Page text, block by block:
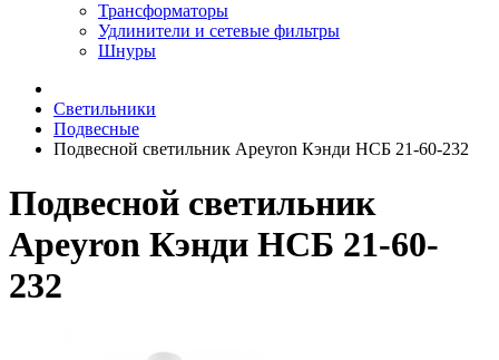
Трансформаторы
Удлинители и сетевые фильтры
Шнуры
Светильники
Подвесные
Подвесной светильник Apeyron Кэнди НСБ 21-60-232
Подвесной светильник
Apeyron Кэнди НСБ 21-60-
232